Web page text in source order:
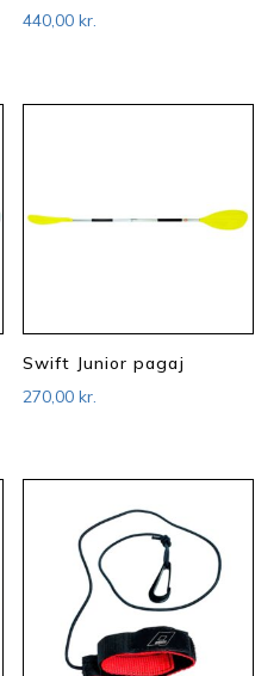
440,00kr.
Swift Junior pagaj
270,00kr.